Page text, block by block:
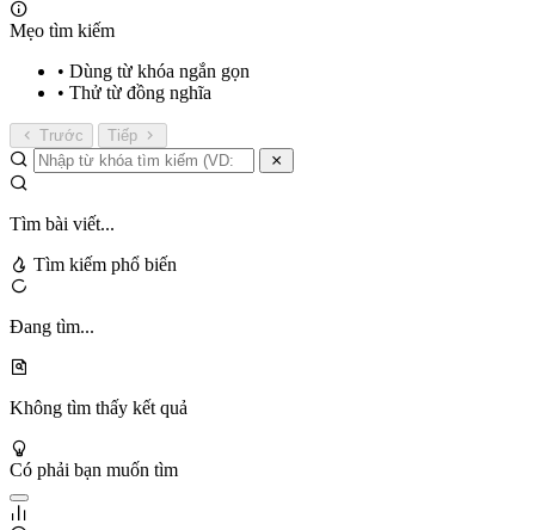
Mẹo tìm kiếm
• Dùng từ khóa ngắn gọn
• Thử từ đồng nghĩa
Trước Tiếp
Tìm bài viết...
Tìm kiếm phổ biến
Đang tìm...
Không tìm thấy kết quả
Có phải bạn muốn tìm